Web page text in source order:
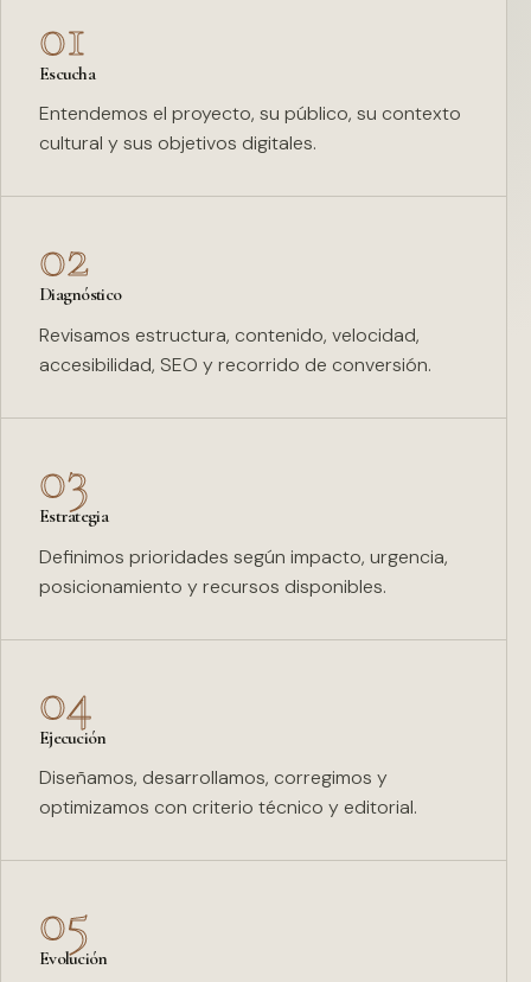
01
Escucha
Entendemos el proyecto, su público, su contexto
cultural y sus objetivos digitales.
02
Diagnóstico
Revisamos estructura, contenido, velocidad,
accesibilidad, SEO y recorrido de conversión.
03
Estrategia
Definimos prioridades según impacto, urgencia,
posicionamiento y recursos disponibles.
04
Ejecución
Diseñamos, desarrollamos, corregimos y
optimizamos con criterio técnico y editorial.
05
Evolución